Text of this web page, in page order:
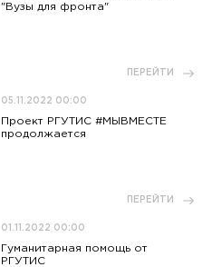
"Вузы для фронта"
ПЕРЕЙТИ
05.11.2022 00:00
Проект РГУТИС #МЫВМЕСТЕ
продолжается
ПЕРЕЙТИ
01.11.2022 00:00
Гуманитарная помощь от
РГУТИС